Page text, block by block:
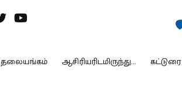
தலையங்கம் ஆசிரியரிடமிருந்து... கட்டுரை